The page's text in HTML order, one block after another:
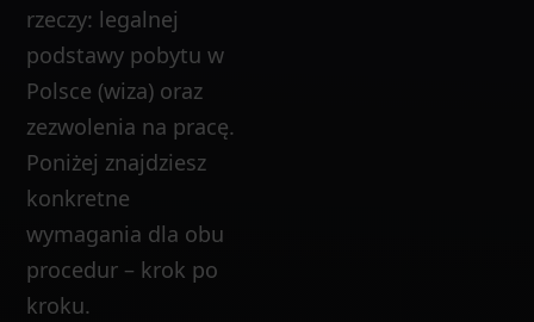
rzeczy: legalnej
podstawy pobytu w
Polsce (wiza) oraz
zezwolenia na pracę.
Poniżej znajdziesz
konkretne
wymagania dla obu
procedur – krok po
kroku.